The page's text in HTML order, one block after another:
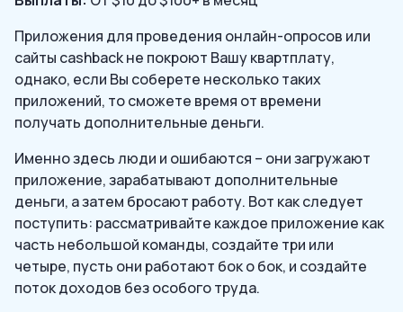
Приложения для проведения онлайн-опросов или
сайты cashback не покроют Вашу квартплату,
однако, если Вы соберете несколько таких
приложений, то сможете время от времени
получать дополнительные деньги.
Именно здесь люди и ошибаются – они загружают
приложение, зарабатывают дополнительные
деньги, а затем бросают работу. Вот как следует
поступить: рассматривайте каждое приложение как
часть небольшой команды, создайте три или
четыре, пусть они работают бок о бок, и создайте
поток доходов без особого труда.